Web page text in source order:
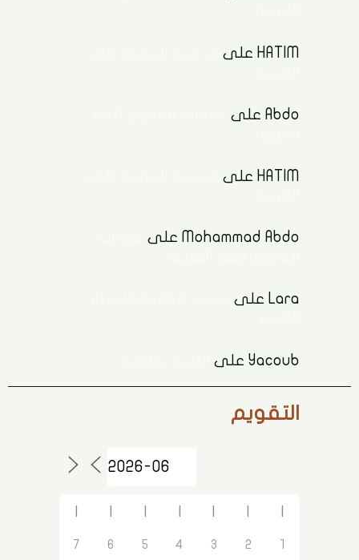
HATIM على
Abdo على
HATIM على
Mohammad Abdo على
Lara على
Yacoub على
التقويم
2
3
4
5
6
7